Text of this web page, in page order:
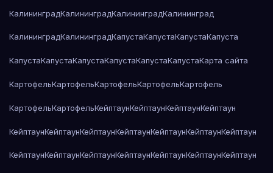
КалининградКалининградКалининградКалининград
КалининградКалининградКапустаКапустаКапустаКапуста
КапустаКапустаКапустаКапустаКапустаКапустаКарта сайта
КартофельКартофельКартофельКартофельКартофель
КартофельКартофельКейптаунКейптаунКейптаунКейптаун
КейптаунКейптаунКейптаунКейптаунКейптаунКейптаунКейптаун
КейптаунКейптаунКейптаунКейптаунКейптаунКейптаунКейптаун